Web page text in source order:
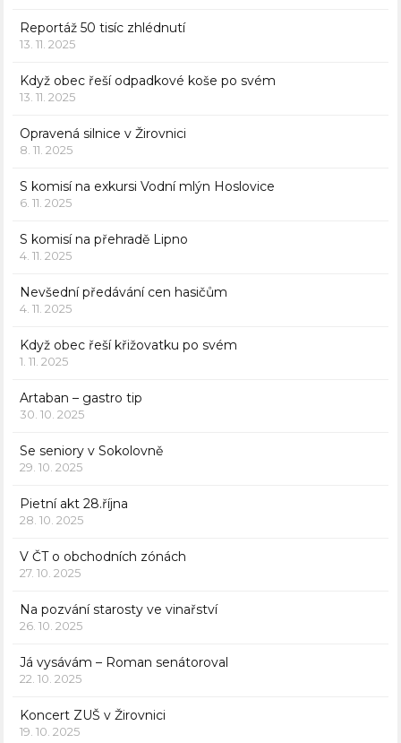
Reportáž 50 tisíc zhlédnutí
13. 11. 2025
Když obec řeší odpadkové koše po svém
13. 11. 2025
Opravená silnice v Žirovnici
8. 11. 2025
S komisí na exkursi Vodní mlýn Hoslovice
6. 11. 2025
S komisí na přehradě Lipno
4. 11. 2025
Nevšední předávání cen hasičům
4. 11. 2025
Když obec řeší křižovatku po svém
1. 11. 2025
Artaban – gastro tip
30. 10. 2025
Se seniory v Sokolovně
29. 10. 2025
Pietní akt 28.října
28. 10. 2025
V ČT o obchodních zónách
27. 10. 2025
Na pozvání starosty ve vinařství
26. 10. 2025
Já vysávám – Roman senátoroval
22. 10. 2025
Koncert ZUŠ v Žirovnici
19. 10. 2025